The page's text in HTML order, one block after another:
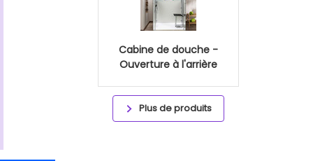
Cabine de douche -
Ouverture à l'arrière
Plus de produits